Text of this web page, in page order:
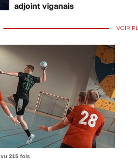
adjoint viganais
VOIR
vu 215 fois